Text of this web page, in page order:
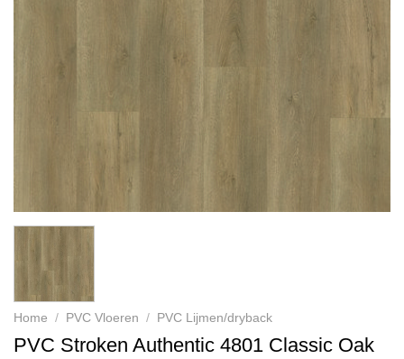
Home / PVC Vloeren / PVC Lijmen/dryback
PVC Stroken Authentic 4801 Classic Oak